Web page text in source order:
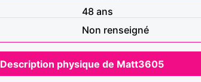
48 ans
Non renseigné
Description physique de Matt3605